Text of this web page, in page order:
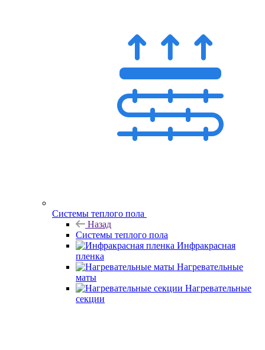
Системы теплого пола
Назад
Системы теплого пола
Инфракрасная
пленка
Нагревательные
маты
Нагревательные
секции